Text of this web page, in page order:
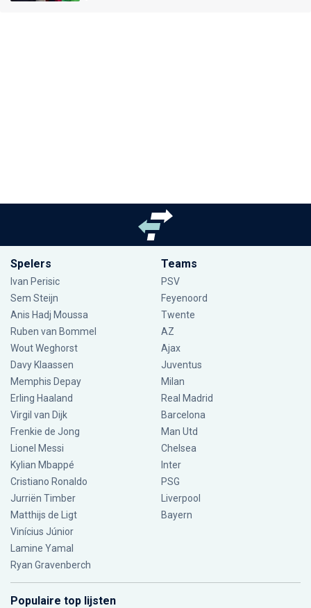
Spelers
Ivan Perisic
Sem Steijn
Anis Hadj Moussa
Ruben van Bommel
Wout Weghorst
Davy Klaassen
Memphis Depay
Erling Haaland
Virgil van Dijk
Frenkie de Jong
Lionel Messi
Kylian Mbappé
Cristiano Ronaldo
Jurriën Timber
Matthijs de Ligt
Vinícius Júnior
Lamine Yamal
Ryan Gravenberch
Teams
PSV
Feyenoord
Twente
AZ
Ajax
Juventus
Milan
Real Madrid
Barcelona
Man Utd
Chelsea
Inter
PSG
Liverpool
Bayern
Populaire top lijsten